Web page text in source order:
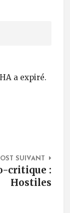
a expiré.
SUIVANT
critique :
Hostiles